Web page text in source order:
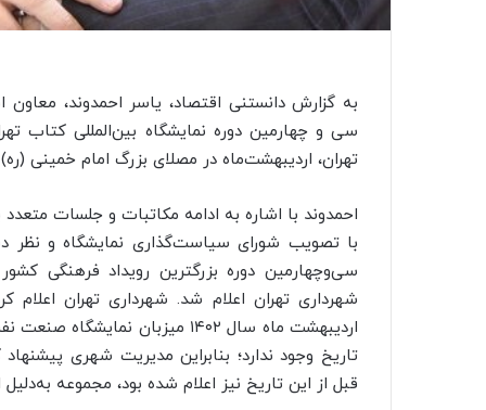
به گزارش دانستنی اقتصاد، یاسر احمدوند، معاون
سی و چهارمین دوره نمایشگاه بین‌المللی کتاب
تهران، اردیبهشت‌ماه در مصلای بزرگ امام خمینی
احمدوند با اشاره به ادامه مکاتبات و جلسات
با تصویب شورای سیاست‌گذاری نمایشگاه و نظر
سی‌وچهارمین دوره بزرگترین رویداد فرهنگی
شهرداری تهران اعلام شد. شهرداری تهران اعلام
اردیبهشت ماه سال ۱۴۰۲ میزبان
تاریخ وجود ندارد؛ بنابراین مدیریت شهری
قبل از این تاریخ نیز اعلام شده بود، مجموعه به‌دلیل